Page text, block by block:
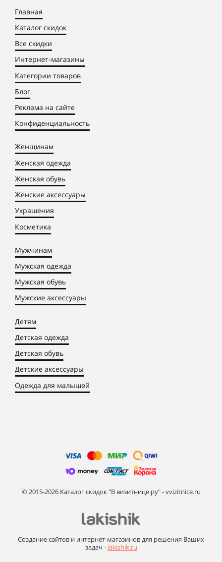
Главная
Каталог скидок
Все скидки
Интернет-магазины
Категории товаров
Блог
Реклама на сайте
Конфиденциальность
Женщинам
Женская одежда
Женская обувь
Женские аксессуары
Украшения
Косметика
Мужчинам
Мужская одежда
Мужская обувь
Мужские аксессуары
Детям
Детская одежда
Детская обувь
Детские аксессуары
Одежда для малышей
© 2015-2026 Каталог скидок "В визитнице.ру" - vvizitnice.ru
Создание сайтов и интернет-магазинов для решения Ваших
задач - lakishik.ru